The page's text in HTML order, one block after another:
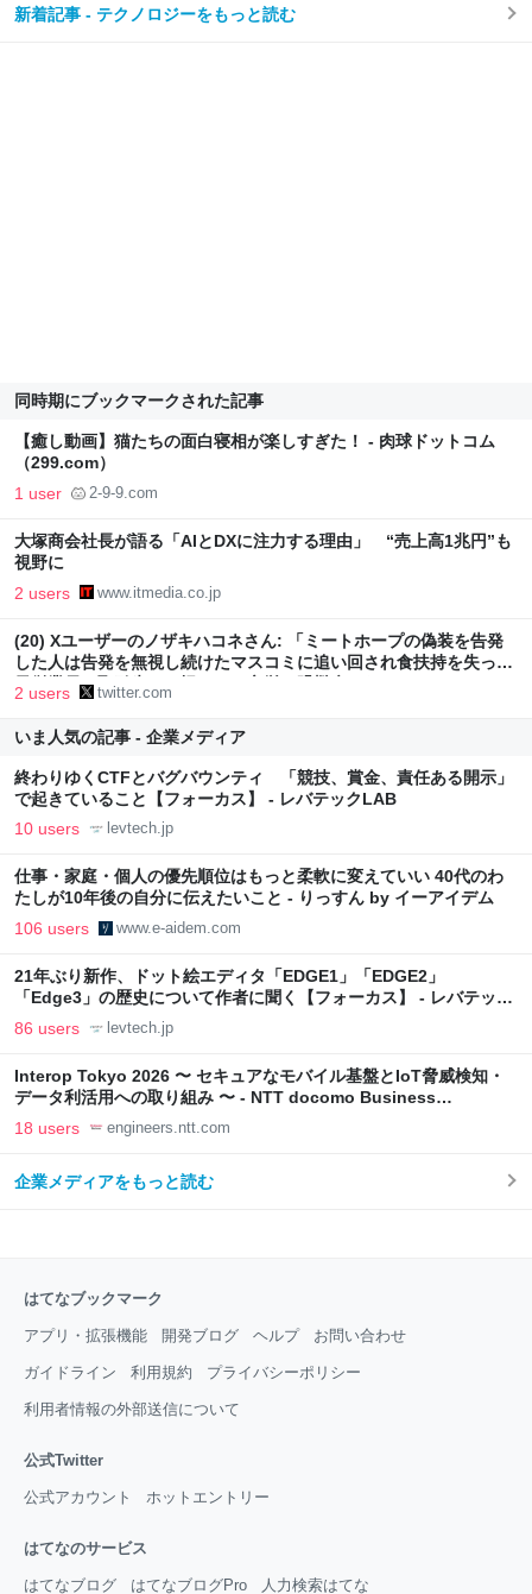
新着記事 - テクノロジーをもっと読む
同時期にブックマークされた記事
【癒し動画】猫たちの面白寝相が楽しすぎた！ - 肉球ドットコム
（299.com）
1 user 2-9-9.com
大塚商会社長が語る「AIとDXに注力する理由」 “売上高1兆円”も
視野に
2 users www.itmedia.co.jp
(20) Xユーザーのノザキハコネさん: 「ミートホープの偽装を告発
した人は告発を無視し続けたマスコミに追い回され食扶持を失った
元従業員や取引先には恨まれの心労で躁鬱病になってしまいそのせ
良かった」と語っていたのだが去年孤独死していた…
https://t.co/j3IuYMNx1N」 / X
2 users twitter.com
いま人気の記事 - 企業メディア
終わりゆくCTFとバグバウンティ 「競技、賞金、責任ある開示」
で起きていること【フォーカス】 - レバテックLAB
10 users levtech.jp
仕事・家庭・個人の優先順位はもっと柔軟に変えていい 40代のわ
たしが10年後の自分に伝えたいこと - りっすん by イーアイデム
106 users www.e-aidem.com
21年ぶり新作、ドット絵エディタ「EDGE1」「EDGE2」
「Edge3」の歴史について作者に聞く【フォーカス】 - レバテック
LAB
86 users levtech.jp
Interop Tokyo 2026 〜 セキュアなモバイル基盤とIoT脅威検知・
データ利活用への取り組み 〜 - NTT docomo Business
Engineers' Blog
18 users engineers.ntt.com
企業メディアをもっと読む
はてなブックマーク
アプリ・拡張機能 開発ブログ ヘルプ お問い合わせ
ガイドライン 利用規約 プライバシーポリシー
利用者情報の外部送信について
公式Twitter
公式アカウント ホットエントリー
はてなのサービス
はてなブログ はてなブログPro 人力検索はてな